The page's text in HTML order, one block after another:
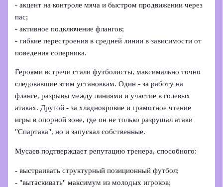
- акцент на контроле мяча и быстром продвижении через
пас;
- активное подключение флангов;
- гибкие перестроения в средней линии в зависимости от
поведения соперника.
Героями встречи стали футболисты, максимально точно
следовавшие этим установкам. Один - за работу на
фланге, разрывы между линиями и участие в голевых
атаках. Другой - за хладнокровие и грамотное чтение
игры в опорной зоне, где он не только разрушал атаки
"Спартака", но и запускал собственные.
Мусаев подтверждает репутацию тренера, способного:
- выстраивать структурный позиционный футбол;
- "вытаскивать" максимум из молодых игроков;